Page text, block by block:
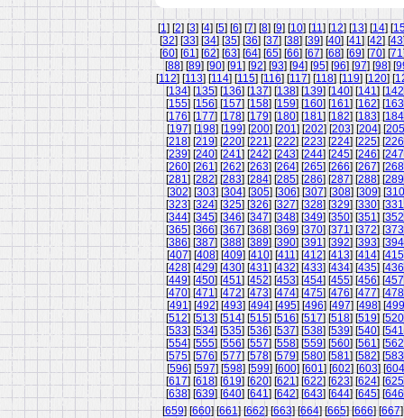
[1] [2] [3] [4] [5] [6] [7] [8] [9] [10] [11] [12] [13] [14] [
[32] [33] [34] [35] [36] [37] [38] [39] [40] [41] [42] [43
[60] [61] [62] [63] [64] [65] [66] [67] [68] [69] [70] [71
[88] [89] [90] [91] [92] [93] [94] [95] [96] [97] [98] [
[112] [113] [114] [115] [116] [117] [118] [119] [120] [
[134] [135] [136] [137] [138] [139] [140] [141] [142
[155] [156] [157] [158] [159] [160] [161] [162] [163
[176] [177] [178] [179] [180] [181] [182] [183] [184
[197] [198] [199] [200] [201] [202] [203] [204] [205
[218] [219] [220] [221] [222] [223] [224] [225] [226
[239] [240] [241] [242] [243] [244] [245] [246] [247
[260] [261] [262] [263] [264] [265] [266] [267] [268
[281] [282] [283] [284] [285] [286] [287] [288] [289
[302] [303] [304] [305] [306] [307] [308] [309] [310
[323] [324] [325] [326] [327] [328] [329] [330] [331
[344] [345] [346] [347] [348] [349] [350] [351] [352
[365] [366] [367] [368] [369] [370] [371] [372] [373
[386] [387] [388] [389] [390] [391] [392] [393] [394
[407] [408] [409] [410] [411] [412] [413] [414] [415
[428] [429] [430] [431] [432] [433] [434] [435] [436
[449] [450] [451] [452] [453] [454] [455] [456] [457
[470] [471] [472] [473] [474] [475] [476] [477] [478
[491] [492] [493] [494] [495] [496] [497] [498] [499
[512] [513] [514] [515] [516] [517] [518] [519] [520
[533] [534] [535] [536] [537] [538] [539] [540] [541
[554] [555] [556] [557] [558] [559] [560] [561] [562
[575] [576] [577] [578] [579] [580] [581] [582] [583
[596] [597] [598] [599] [600] [601] [602] [603] [604
[617] [618] [619] [620] [621] [622] [623] [624] [625
[638] [639] [640] [641] [642] [643] [644] [645] [646
[659] [660] [661] [662] [663] [664] [665] [666] [667